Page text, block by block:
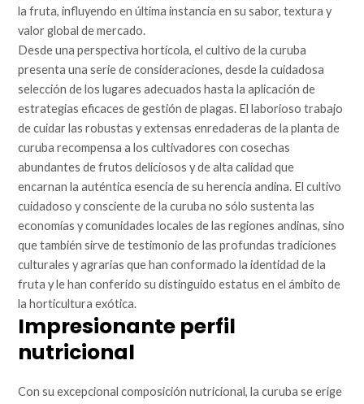
la fruta, influyendo en última instancia en su sabor, textura y
valor global de mercado.
Desde una perspectiva hortícola, el cultivo de la curuba
presenta una serie de consideraciones, desde la cuidadosa
selección de los lugares adecuados hasta la aplicación de
estrategias eficaces de gestión de plagas. El laborioso trabajo
de cuidar las robustas y extensas enredaderas de la planta de
curuba recompensa a los cultivadores con cosechas
abundantes de frutos deliciosos y de alta calidad que
encarnan la auténtica esencia de su herencia andina. El cultivo
cuidadoso y consciente de la curuba no sólo sustenta las
economías y comunidades locales de las regiones andinas, sino
que también sirve de testimonio de las profundas tradiciones
culturales y agrarias que han conformado la identidad de la
fruta y le han conferido su distinguido estatus en el ámbito de
la horticultura exótica.
Impresionante perfil
nutricional
Con su excepcional composición nutricional, la curuba se erige